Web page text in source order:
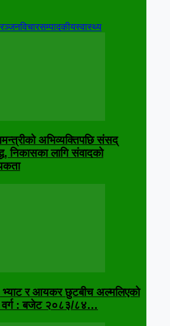
विचारसम्पादकीयस्वास्थ्य
अभिव्यक्तिपछि संसद्
निकासका लागि संवादको
र आयकर छुटबीच अल्मलिएको
वर्ग : बजेट २०८३/८४…